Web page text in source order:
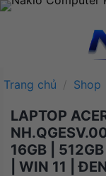
Bỏ
Trang chủ / Shop
LAPTOP
16GB |
| WIN 11 |